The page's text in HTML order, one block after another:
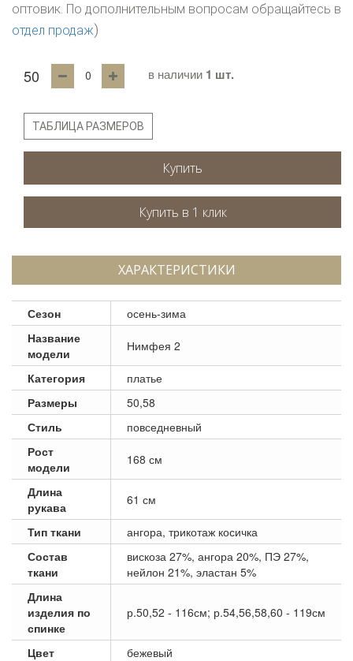
оптовик. По дополнительным вопросам обращайтесь в
отдел продаж)
50 в наличии 1 шт.
ТАБЛИЦА РАЗМЕРОВ
Купить
ХАРАКТЕРИСТИКИ
Сезон
осень-зима
Название
модели
Нимфея 2
Категория
платье
Размеры
50,58
Стиль
повседневный
Рост
модели
168 см
Длина
рукава
61 см
Тип ткани
ангора, трикотаж косичка
Состав
ткани
вискоза 27%, ангора 20%, ПЭ 27%,
нейлон 21%, эластан 5%
Длина
изделия по
спинке
р.50,52 - 116см; р.54,56,58,60 - 119см
Цвет бежевый